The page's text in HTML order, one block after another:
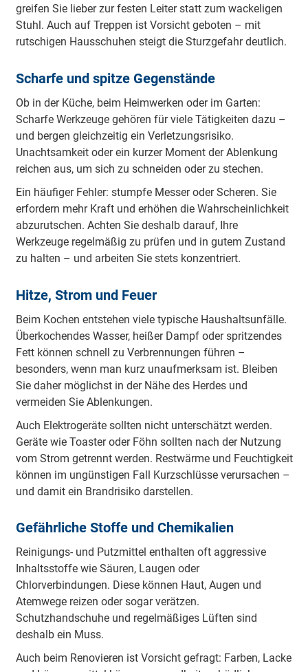
greifen Sie lieber zur festen Leiter statt zum wackeligen
Stuhl. Auch auf Treppen ist Vorsicht geboten – mit
rutschigen Hausschuhen steigt die Sturzgefahr deutlich.
Scharfe und spitze Gegenstände
Ob in der Küche, beim Heimwerken oder im Garten:
Scharfe Werkzeuge gehören für viele Tätigkeiten dazu –
und bergen gleichzeitig ein Verletzungsrisiko.
Unachtsamkeit oder ein kurzer Moment der Ablenkung
reichen aus, um sich zu schneiden oder zu stechen.
Ein häufiger Fehler: stumpfe Messer oder Scheren. Sie
erfordern mehr Kraft und erhöhen die Wahrscheinlichkeit
abzurutschen. Achten Sie deshalb darauf, Ihre
Werkzeuge regelmäßig zu prüfen und in gutem Zustand
zu halten – und arbeiten Sie stets konzentriert.
Hitze, Strom und Feuer
Beim Kochen entstehen viele typische Haushaltsunfälle.
Überkochendes Wasser, heißer Dampf oder spritzendes
Fett können schnell zu Verbrennungen führen –
besonders, wenn man kurz unaufmerksam ist. Bleiben
Sie daher möglichst in der Nähe des Herdes und
vermeiden Sie Ablenkungen.
Auch Elektrogeräte sollten nicht unterschätzt werden.
Geräte wie Toaster oder Föhn sollten nach der Nutzung
vom Strom getrennt werden. Restwärme und Feuchtigkeit
können im ungünstigen Fall Kurzschlüsse verursachen –
und damit ein Brandrisiko darstellen.
Gefährliche Stoffe und Chemikalien
Reinigungs- und Putzmittel enthalten oft aggressive
Inhaltsstoffe wie Säuren, Laugen oder
Chlorverbindungen. Diese können Haut, Augen und
Atemwege reizen oder sogar verätzen.
Schutzhandschuhe und regelmäßiges Lüften sind
deshalb ein Muss.
Auch beim Renovieren ist Vorsicht gefragt: Farben, Lacke